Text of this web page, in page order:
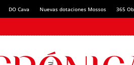
DO Cava Nuevas dotaciones Mossos 365